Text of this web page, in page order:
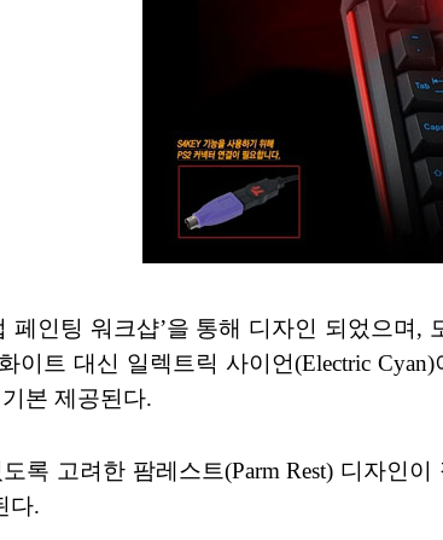
페인팅 워크샵’을 통해 디자인 되었으
이트 대신 일렉트릭 사이언(Electric
본 제공된다.
록 고려한 팜레스트(Parm Rest) 디자인
다.